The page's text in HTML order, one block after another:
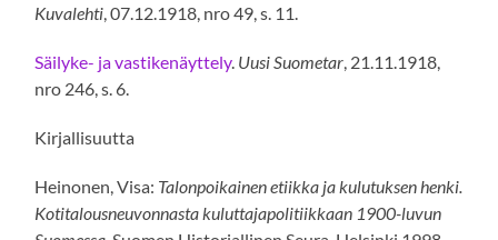
Kuvalehti , 07.12.1918, nro 49, s. 11.
Säilyke- ja vastikenäyttely. Uusi Suometar , 21.11.1918,
nro 246, s. 6.
Kirjallisuutta
Heinonen, Visa: Talonpoikainen etiikka ja kulutuksen henki.
Kotitalousneuvonnasta kuluttajapolitiikkaan 1900-luvun